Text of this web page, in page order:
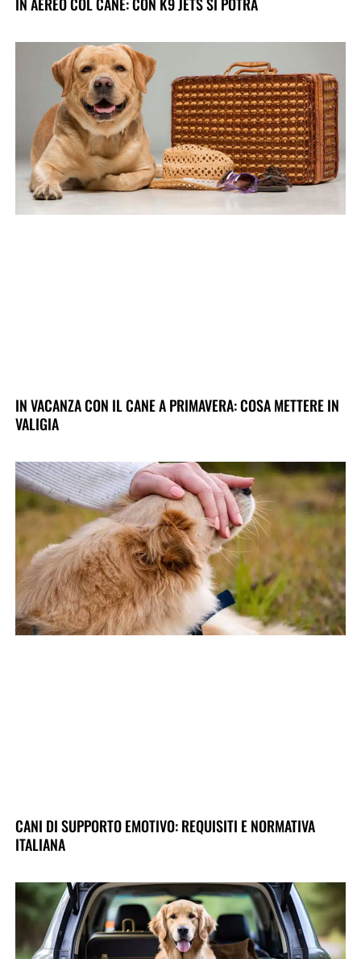
IN VACANZA CON IL CANE A PRIMAVERA: COSA METTERE IN
VALIGIA
CANI DI SUPPORTO EMOTIVO: REQUISITI E NORMATIVA
ITALIANA